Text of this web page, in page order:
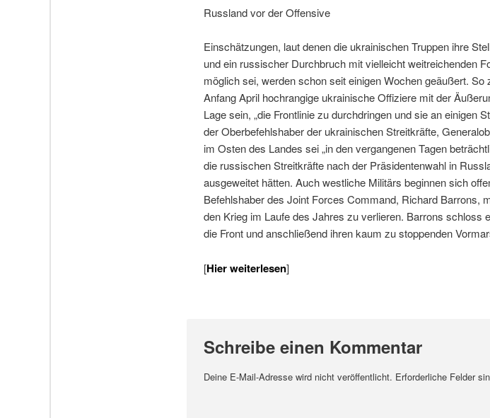
Russland vor der Offensive
Einschätzungen, laut denen die ukrainischen Truppen ihre
und ein russischer Durchbruch mit vielleicht weitreichenden
möglich sei, werden schon seit einigen Wochen geäußert.
Anfang April hochrangige ukrainische Offiziere mit der
Lage sein, „die Frontlinie zu durchdringen und sie an einigen
der Oberbefehlshaber der ukrainischen Streitkräfte,
im Osten des Landes sei „in den vergangenen Tagen
die russischen Streitkräfte nach der Präsidentenwahl in
ausgeweitet hätten. Auch westliche Militärs beginnen sich
Befehlshaber des Joint Forces Command, Richard Barrons,
den Krieg im Laufe des Jahres zu verlieren. Barrons
die Front und anschließend ihren kaum zu stoppenden
[Hier weiterlesen]
Schreibe einen Kommentar
Deine E-Mail-Adresse wird nicht veröffentlicht. Erforderliche Felder